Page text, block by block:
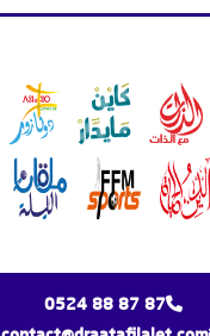
0524 88 87 87